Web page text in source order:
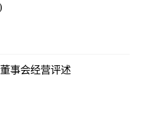
事会经营评述